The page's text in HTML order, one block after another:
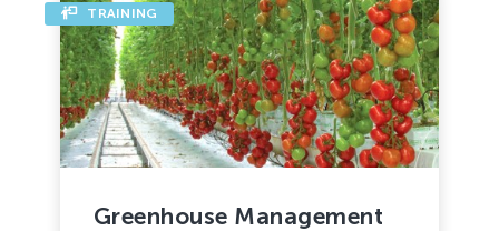
Greenhouse Management
TRAINING